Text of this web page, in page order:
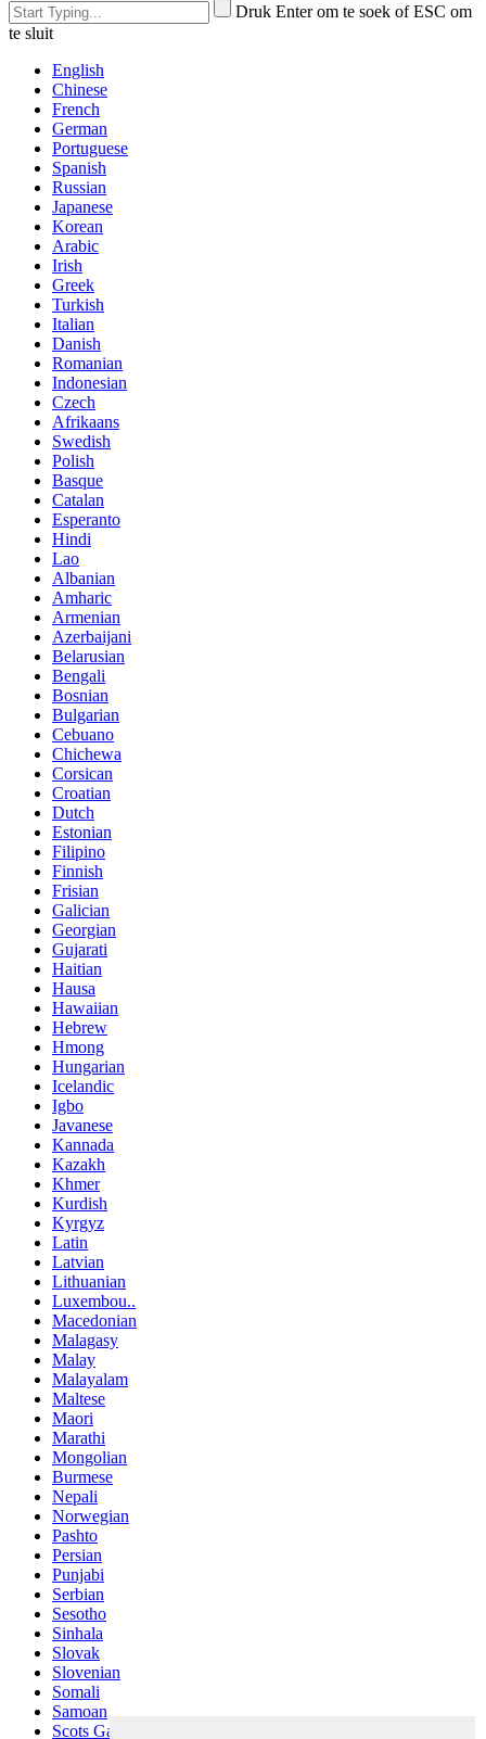
Druk Enter om te soek of ESC om
te sluit
English
Chinese
French
German
Portuguese
Spanish
Russian
Japanese
Korean
Arabic
Irish
Greek
Turkish
Italian
Danish
Romanian
Indonesian
Czech
Afrikaans
Swedish
Polish
Basque
Catalan
Esperanto
Hindi
Lao
Albanian
Amharic
Armenian
Azerbaijani
Belarusian
Bengali
Bosnian
Bulgarian
Cebuano
Chichewa
Corsican
Croatian
Dutch
Estonian
Filipino
Finnish
Frisian
Galician
Georgian
Gujarati
Haitian
Hausa
Hawaiian
Hebrew
Hmong
Hungarian
Icelandic
Igbo
Javanese
Kannada
Kazakh
Khmer
Kurdish
Kyrgyz
Latin
Latvian
Lithuanian
Luxembou..
Macedonian
Malagasy
Malay
Malayalam
Maltese
Maori
Marathi
Mongolian
Burmese
Nepali
Norwegian
Pashto
Persian
Punjabi
Serbian
Sesotho
Sinhala
Slovak
Slovenian
Somali
Samoan
Scots Gaelic